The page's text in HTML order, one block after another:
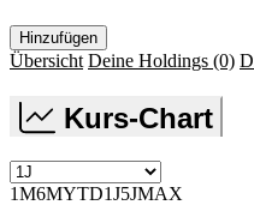
Hinzufügen
Übersicht Deine Holdings (0)
Kurs-Chart
1M6MYTD1J5JMAX